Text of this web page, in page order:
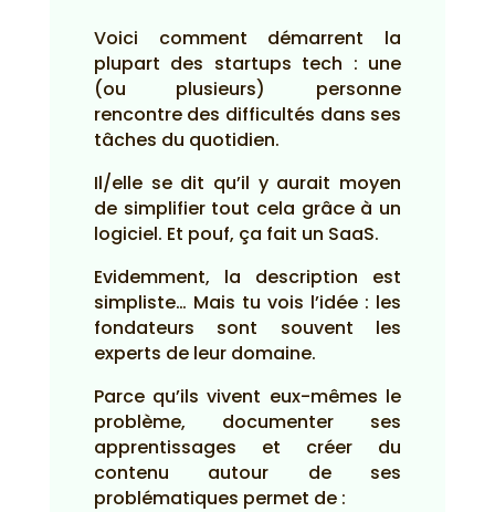
Voici comment démarrent la
plupart des startups tech : une
(ou plusieurs) personne
rencontre des difficultés dans ses
tâches du quotidien.
Il/elle se dit qu’il y aurait moyen
de simplifier tout cela grâce à un
logiciel. Et pouf, ça fait un SaaS.
Evidemment, la description est
simpliste… Mais tu vois l’idée : les
fondateurs sont souvent les
experts de leur domaine.
Parce qu’ils vivent eux-mêmes le
problème, documenter ses
apprentissages et créer du
contenu autour de ses
problématiques permet de :